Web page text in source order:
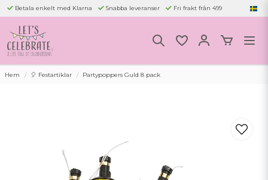
Betala enkelt med Klarna Snabba leveranser Fri frakt från 499
Hem 🎈 Festartiklar Partypoppers Guld 8 pack